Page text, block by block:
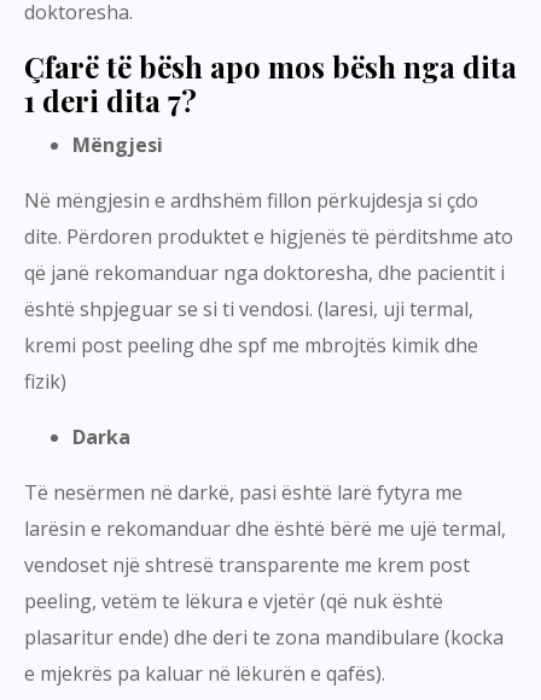
doktoresha.
Çfarë të bësh apo mos bësh nga dita
1 deri dita 7?
Mëngjesi
Në mëngjesin e ardhshëm fillon përkujdesja si çdo
dite. Përdoren produktet e higjenës të përditshme ato
që janë rekomanduar nga doktoresha, dhe pacientit i
është shpjeguar se si ti vendosi. (laresi, uji termal,
kremi post peeling dhe spf me mbrojtës kimik dhe
fizik)
Darka
Të nesërmen në darkë, pasi është larë fytyra me
larësin e rekomanduar dhe është bërë me ujë termal,
vendoset një shtresë transparente me krem post
peeling, vetëm te lëkura e vjetër (që nuk është
plasaritur ende) dhe deri te zona mandibulare (kocka
e mjekrës pa kaluar në lëkurën e qafës).